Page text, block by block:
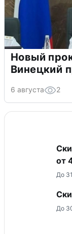
Новый
Винецкий
6 августа 2
от
До
До